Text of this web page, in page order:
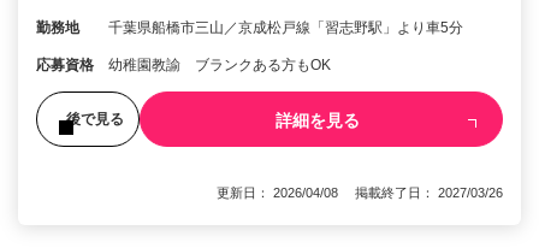
勤務地 千葉県船橋市三山／京成松戸線「習志野駅」より車5分
応募資格 幼稚園教諭 ブランクある方もOK
後で見る 詳細を見る
更新日： 2026/04/08 掲載終了日： 2027/03/26